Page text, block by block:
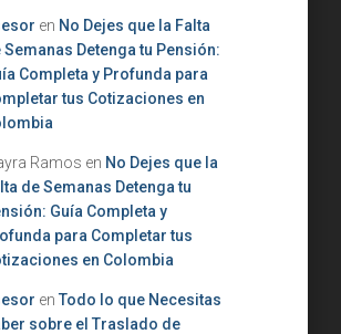
en No Dejes que la Falta
Semanas Detenga tu Pensión:
Completa y Profunda para
tus Cotizaciones en
Ramos en No Dejes que la
de Semanas Detenga tu
Guía Completa y
para Completar tus
en Colombia
en Todo lo que Necesitas
sobre el Traslado de